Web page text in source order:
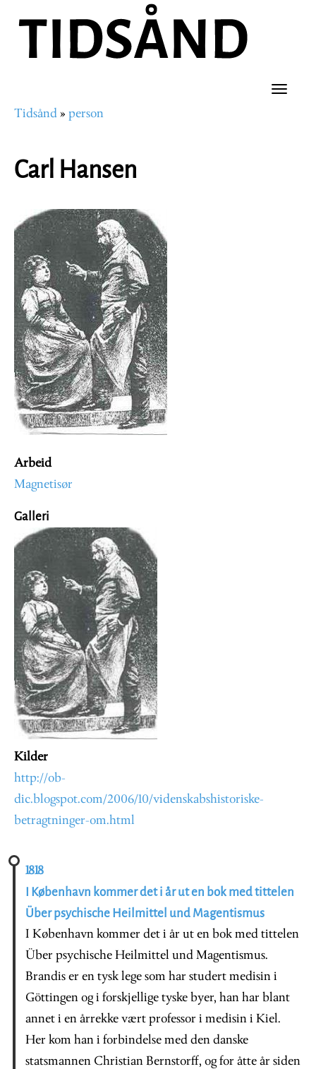
hovedinnhold
Toggle
Navigasjonssti
Tidsånd person
Carl Hansen
Portrettbilde
Arbeid
Magnetisør
Galleri
Kilder
http://ob-
dic.blogspot.com/2006/10/videnskabshistoriske-
betragtninger-om.html
1818
I København kommer det i år ut en bok med tittelen
Über psychische Heilmittel und Magentismus
I København kommer det i år ut en bok med tittelen
Über psychische Heilmittel und Magentismus.
Brandis er en tysk lege som har studert medisin i
Göttingen og i forskjellige tyske byer, han har blant
annet i en årrekke vært professor i medisin i Kiel.
Her kom han i forbindelse med den danske
statsmannen Christian Bernstorff, og for åtte år siden